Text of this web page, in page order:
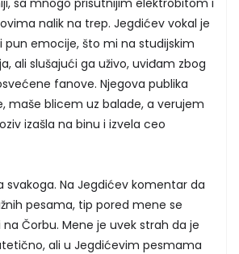
nalik na trep. Jegdićev vokal je
pun emocije, što mi na studijskim
ali slušajući ga uživo, uviđam zbog
fanove. Njegova publika
maše blicem uz balade, a verujem
izašla na binu i izvela ceo
svakoga. Na Jegdićev komentar da
pesama, tip pored mene se
Čorbu. Mene je uvek strah da je
ali u Jegdićevim pesmama